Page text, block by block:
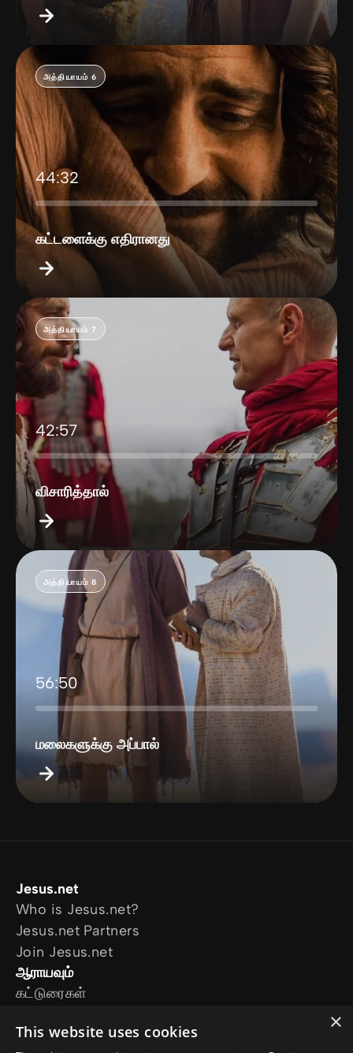
அத்தியாயம் 6
44:32
கட்டளைக்கு எதிரானது
அத்தியாயம் 7
42:57
விசாரித்தால்
அத்தியாயம் 8
56:50
மலைகளுக்கு அப்பால்
Jesus.net
Who is Jesus.net?
Jesus.net Partners
Join Jesus.net
ஆராயவும்
கட்டுரைகள்
எங்களது திட்டங்கள்
×
This website uses cookies